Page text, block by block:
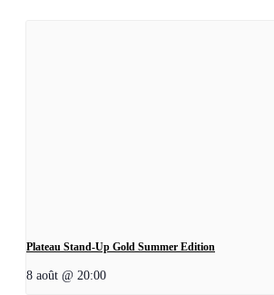
Plateau Stand-Up Gold Summer Edition
8 août @ 20:00